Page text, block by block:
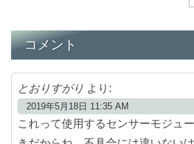
コメント
とおりすがり より:
2019年5月18日 11:35 AM
これって使用するセンサーモジュ